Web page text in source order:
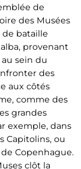
de
des Musées
bataille
provenant
sein du
des
aux côtés
comme des
grandes
exemple, dans
Capitolins, ou
Copenhague.
clôt la